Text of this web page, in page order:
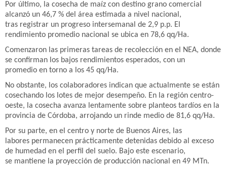
Por último, la cosecha de maíz con destino grano comercial
alcanzó un 46,7 % del área estimada a nivel nacional,
tras registrar un progreso intersemanal de 2,9 p.p. El
rendimiento promedio nacional se ubica en 78,6 qq/Ha.
Comenzaron las primeras tareas de recolección en el NEA, donde
se confirman los bajos rendimientos esperados, con un
promedio en torno a los 45 qq/Ha.
No obstante, los colaboradores indican que actualmente se están
cosechando los lotes de mejor desempeño. En la región centro-
oeste, la cosecha avanza lentamente sobre planteos tardíos en la
provincia de Córdoba, arrojando un rinde medio de 81,6 qq/Ha.
Por su parte, en el centro y norte de Buenos Aires, las
labores permanecen prácticamente detenidas debido al exceso
de humedad en el perfil del suelo. Bajo este escenario,
se mantiene la proyección de producción nacional en 49 MTn.